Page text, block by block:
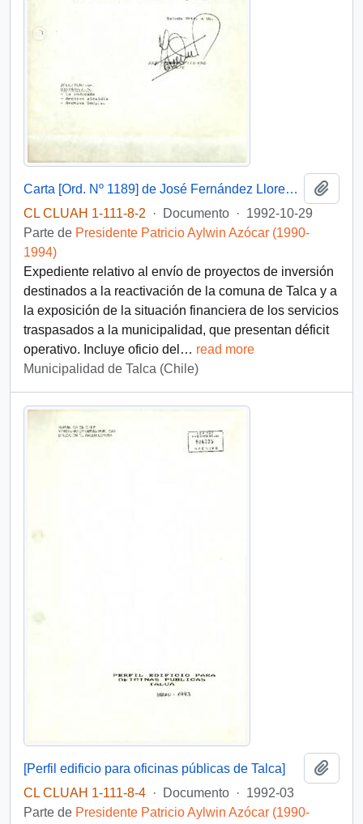
Carta [Ord. Nº 1189] de José Fernández Llorens, Alcalde de Talca, a Patricio Aylwin Azócar, Presidente de la República, sobre envío de proyectos de inversión comunal y situación financiera municipal
CL CLUAH 1-111-8-2
· Documento · 1992-10-29
Parte de Presidente Patricio Aylwin Azócar (1990-
1994)
Expediente relativo al envío de proyectos de inversión
destinados a la reactivación de la comuna de Talca y a
la exposición de la situación financiera de los servicios
traspasados a la municipalidad, que presentan déficit
operativo. Incluye oficio del … read more
Municipalidad de Talca (Chile)
[Perfil edificio para oficinas públicas de Talca]
CL CLUAH 1-111-8-4 · Documento · 1992-03
Parte de Presidente Patricio Aylwin Azócar (1990-